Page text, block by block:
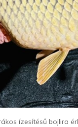
ízesítésű bojlira